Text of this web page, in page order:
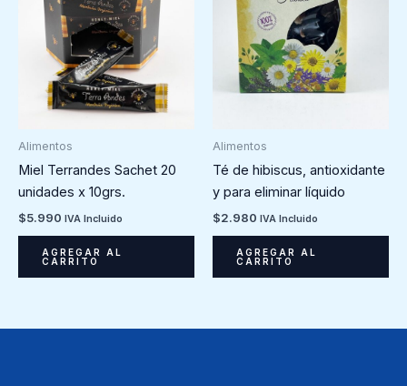
Alimentos
Miel Terrandes Sachet 20
unidades x 10grs.
$5.990 IVA Incluido
AGREGAR AL
CARRITO
Alimentos
Té de hibiscus, antioxidante
y para eliminar líquido
$2.980 IVA Incluido
AGREGAR AL
CARRITO